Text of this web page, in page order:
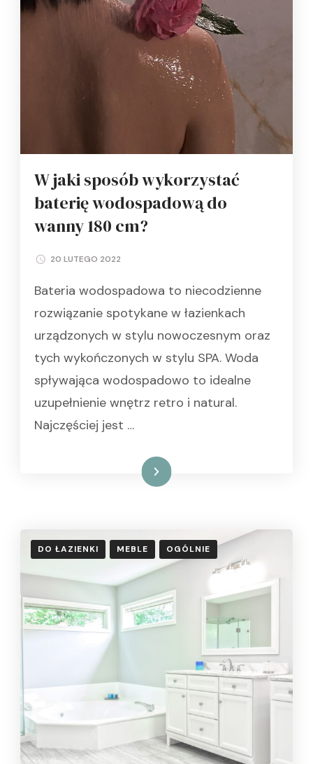
W jaki sposób wykorzystać
baterię wodospadową do
wanny 180 cm?
20 LUTEGO 2022
Bateria wodospadowa to niecodzienne
rozwiązanie spotykane w łazienkach
urządzonych w stylu nowoczesnym oraz
tych wykończonych w stylu SPA. Woda
spływająca wodospadowo to idealne
uzupełnienie wnętrz retro i natural.
Najczęściej jest …
Czytaj dalej
DO ŁAZIENKI MEBLE OGÓLNIE